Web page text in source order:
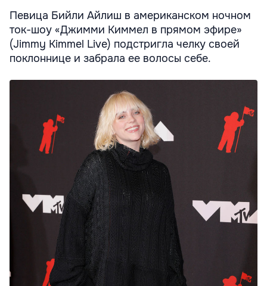
Певица Бийли Айлиш в американском ночном
ток-шоу «Джимми Киммел в прямом эфире»
(Jimmy Kimmel Live) подстригла челку своей
поклоннице и забрала ее волосы себе.